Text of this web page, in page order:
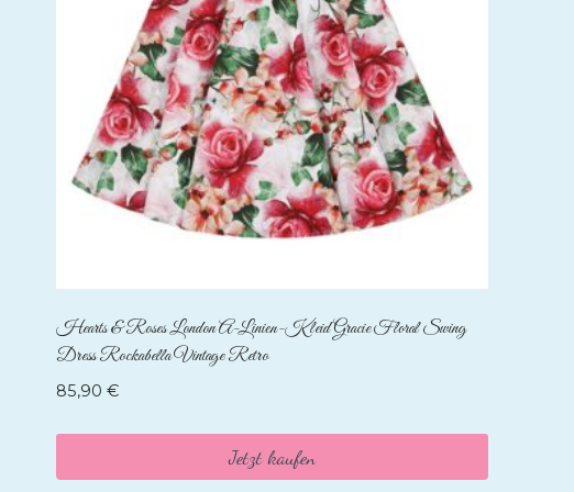
Hearts & Roses London A-Linien-Kleid Gracie Floral Swing
Dress Rockabella Vintage Retro
85,90 €
Jetzt kaufen